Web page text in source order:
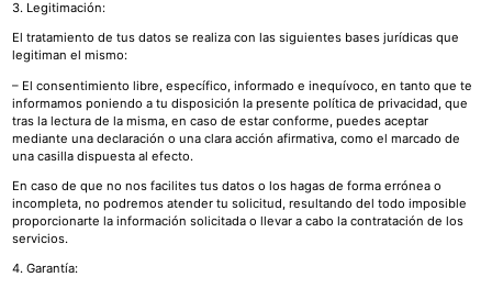
3. Legitimación:
El tratamiento de tus datos se realiza con las siguientes bases jurídicas que
legitiman el mismo:
– El consentimiento libre, específico, informado e inequívoco, en tanto que te
informamos poniendo a tu disposición la presente política de privacidad, que
tras la lectura de la misma, en caso de estar conforme, puedes aceptar
mediante una declaración o una clara acción afirmativa, como el marcado de
una casilla dispuesta al efecto.
En caso de que no nos facilites tus datos o los hagas de forma errónea o
incompleta, no podremos atender tu solicitud, resultando del todo imposible
proporcionarte la información solicitada o llevar a cabo la contratación de los
servicios.
4. Garantía: